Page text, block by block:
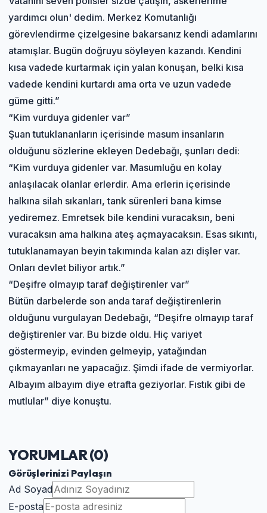
yardımcı olun' dedim. Merkez Komutanlığı
görevlendirme çizelgesine bakarsanız kendi adamlarını
atamışlar. Bugün doğruyu söyleyen kazandı. Kendini
kısa vadede kurtarmak için yalan konuşan, belki kısa
vadede kendini kurtardı ama orta ve uzun vadede
güme gitti.”
“Kim vurduya gidenler var”
Şuan tutuklananların içerisinde masum insanların
olduğunu sözlerine ekleyen Dedebağı, şunları dedi:
“Kim vurduya gidenler var. Masumluğu en kolay
anlaşılacak olanlar erlerdir. Ama erlerin içerisinde
halkına silah sıkanları, tank sürenleri bana kimse
yediremez. Emretsek bile kendini vuracaksın, beni
vuracaksın ama halkına ateş açmayacaksın. Esas sıkıntı,
tutuklanamayan beyin takımında kalan azı dişler var.
Onları devlet biliyor artık.”
“Deşifre olmayıp taraf değiştirenler var”
Bütün darbelerde son anda taraf değiştirenlerin
olduğunu vurgulayan Dedebağı, “Deşifre olmayıp taraf
değiştirenler var. Bu bizde oldu. Hiç variyet
göstermeyip, evinden gelmeyip, yatağından
çıkmayanları ne yapacağız. Şimdi ifade de vermiyorlar.
Albayım albayım diye etrafta geziyorlar. Fıstık gibi de
mutlular” diye konuştu.
YORUMLAR (0)
Görüşlerinizi Paylaşın
Ad Soyad
E-posta